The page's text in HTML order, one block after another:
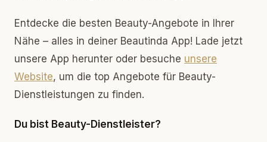
Entdecke die besten Beauty-Angebote in Ihrer
Nähe – alles in deiner Beautinda App! Lade jetzt
unsere App herunter oder besuche unsere
Website, um die top Angebote für Beauty-
Dienstleistungen zu finden.
Du bist Beauty-Dienstleister?